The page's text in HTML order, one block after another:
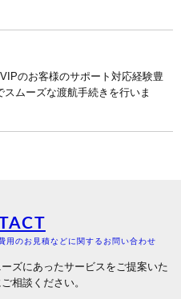
のお客様のサポート対応経験豊
ムーズな渡航手続きを行いま
用のお見積などに関するお問い合わせ
ズにあったサービスをご提案いた
相談ください。